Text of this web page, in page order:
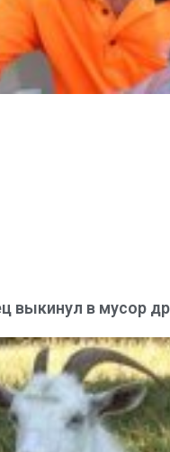
выкинул в мусор